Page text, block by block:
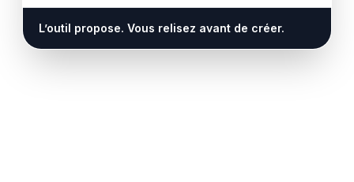
L’outil propose. Vous relisez avant de créer.